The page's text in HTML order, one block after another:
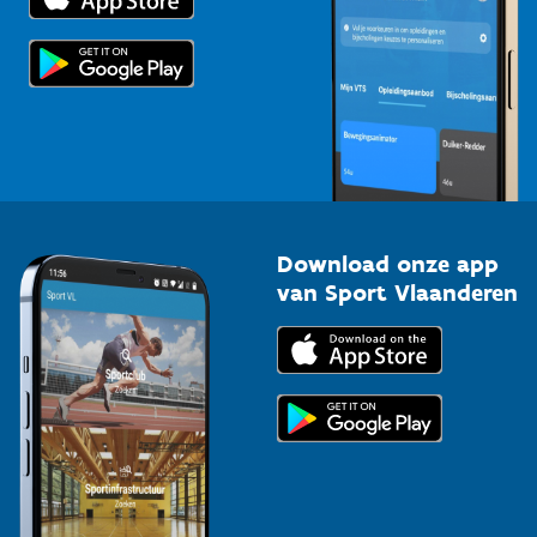
Topsporters
Download onze app
van Sport Vlaanderen